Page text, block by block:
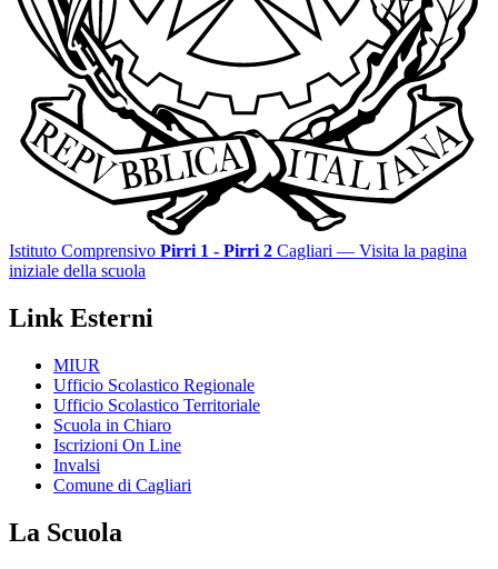
Istituto Comprensivo Pirri 1 - Pirri 2 Cagliari — Visita la pagina
iniziale della scuola
Link Esterni
MIUR
Ufficio Scolastico Regionale
Ufficio Scolastico Territoriale
Scuola in Chiaro
Iscrizioni On Line
Invalsi
Comune di Cagliari
La Scuola